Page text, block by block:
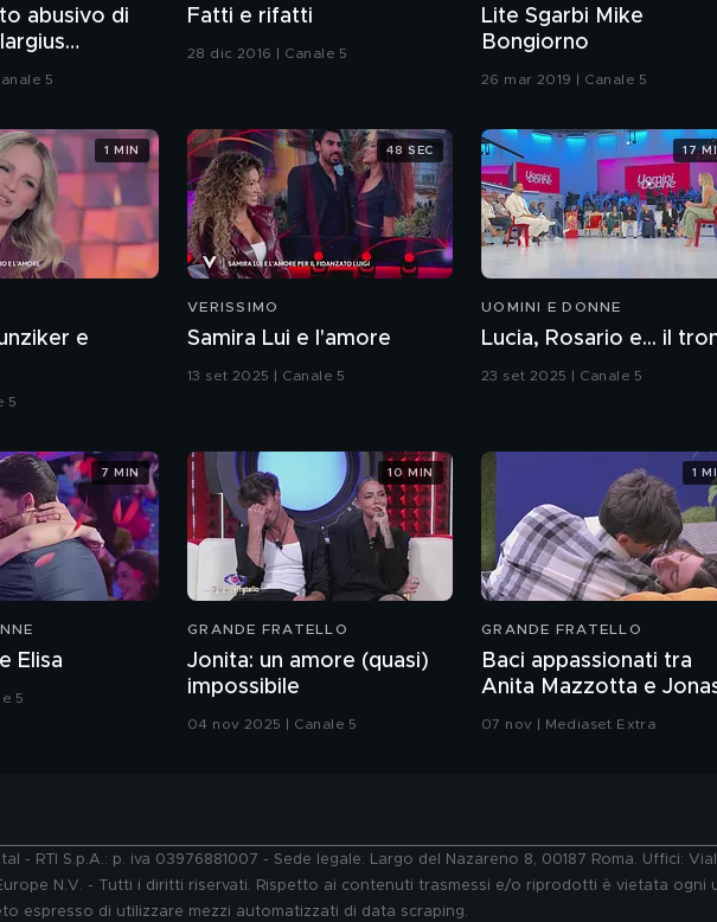
abusivo di
5
Fatti e rifatti
28 dic 2016 | Canale 5
Lite Sgarbi Mike
Bongiorno
26 mar 2019 | Canale 5
e
5
1 MIN
VERISSIMO
Samira Lui e l'amore
13 set 2025 | Canale 5
48 SEC
UOMINI E DONNE
Lucia, Rosario e... il
23 set 2025 | Canale 5
17
Elisa
5
7 MIN
GRANDE FRATELLO
Jonita: un amore (quasi)
impossibile
04 nov 2025 | Canale 5
10 MIN
GRANDE FRATELLO
Baci appassionati tra
Anita Mazzotta e
07 nov | Mediaset Extra
1
- RTI S.p.A.: p. iva 03976881007 - Sede legale: Largo del Nazareno 8, 00187 Roma. Uffici:
N.V. - Tutti i diritti riservati. Rispetto ai contenuti trasmessi e/o riprodotti è vietata
espresso di utilizzare mezzi automatizzati di data scraping.